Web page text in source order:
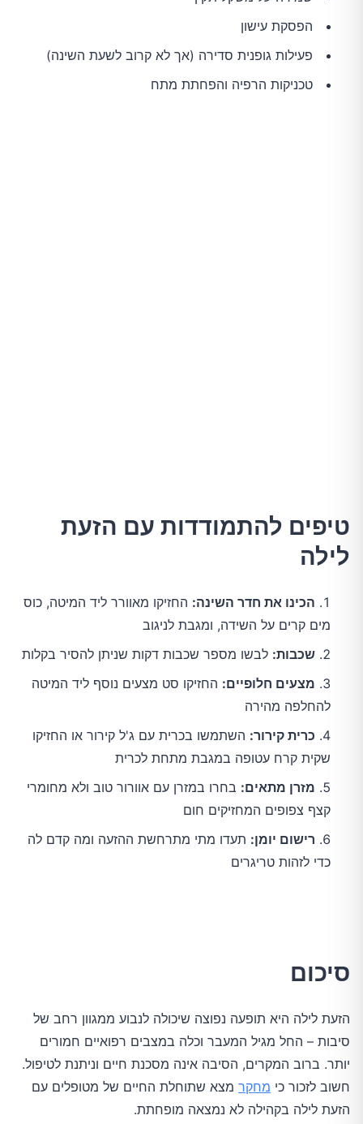
הפסקת עישון
פעילות גופנית סדירה (אך לא קרוב לשעת השינה)
טכניקות הרפיה והפחתת מתח
טיפים להתמודדות עם הזעת
לילה
הכינו את חדר השינה: החזיקו מאוורר ליד המיטה, כוס
מים קרים על השידה, ומגבת לניגוב
שכבות: לבשו מספר שכבות דקות שניתן להסיר בקלות
מצעים חלופיים: החזיקו סט מצעים נוסף ליד המיטה
להחלפה מהירה
כרית קירור: השתמשו בכרית עם ג'ל קירור או החזיקו
שקית קרח עטופה במגבת מתחת לכרית
מזרן מתאים: בחרו במזרן עם אוורור טוב ולא מחומרי
קצף צפופים המחזיקים חום
רישום יומן: תעדו מתי מתרחשת ההזעה ומה קדם לה
כדי לזהות טריגרים
סיכום
הזעת לילה היא תופעה נפוצה שיכולה לנבוע ממגוון רחב של
סיבות – החל מגיל המעבר וכלה במצבים רפואיים חמורים
יותר. ברוב המקרים, הסיבה אינה מסכנת חיים וניתנת לטיפול.
חשוב לזכור כי מחקר מצא שתוחלת החיים של מטופלים עם
הזעת לילה בקהילה לא נמצאה מופחתת.